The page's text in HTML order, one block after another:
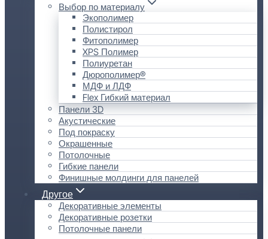
Выбор по материалу
Экополимер
Полистирол
Фитополимер
XPS Полимер
Полиуретан
Дюрополимер®
МДФ и ЛДФ
Flex Гибкий материал
Панели 3D
Акустические
Под покраску
Окрашенные
Потолочные
Гибкие панели
Финишные молдинги для панелей
Другое
Декоративные элементы
Декоративные розетки
Потолочные панели